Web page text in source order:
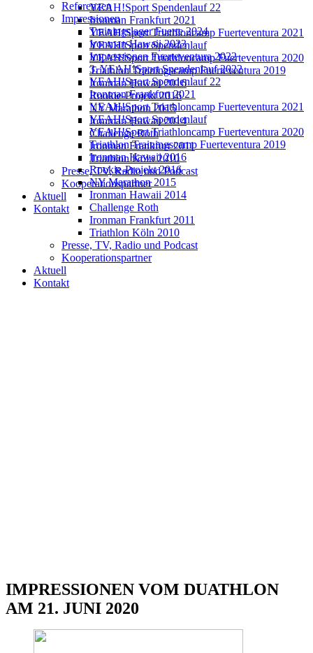
YEAH!Sport Spendenlauf 22
Ironman Frankfurt 2021
YEAH!Sport Triathloncamp Fuerteventura 2021
YEAH!Sport Spendenlauf
YEAH!Sport Triathloncamp Fuerteventura 2020
Triathlon Trainingscamp Fuerteventura 2019
Ironman Hawaii 2016
Rookie-Projekt 2016
NY Marathon 2015
Ironman Hawaii 2014
Challenge Roth
Ironman Frankfurt 2011
Triathlon Köln 2010
Presse, TV, Radio und Podcast
Kooperationspartner
Aktuell
Kontakt
Referenzen
Impressionen
Trainingslager Fuerte 2024
Ironman Hawaii 2023
Impressionen Fuerteventura 2022
3. YEAH!Sport Spendenlauf 2022
YEAH!Sport Spendenlauf 22
Ironman Frankfurt 2021
YEAH!Sport Triathloncamp Fuerteventura 2021
YEAH!Sport Spendenlauf
YEAH!Sport Triathloncamp Fuerteventura 2020
Triathlon Trainingscamp Fuerteventura 2019
Ironman Hawaii 2016
Rookie-Projekt 2016
NY Marathon 2015
Ironman Hawaii 2014
Challenge Roth
Ironman Frankfurt 2011
Triathlon Köln 2010
Presse, TV, Radio und Podcast
Kooperationspartner
Aktuell
Kontakt
IMPRESSIONEN VOM DUATHLON
AM 21. JUNI 2020